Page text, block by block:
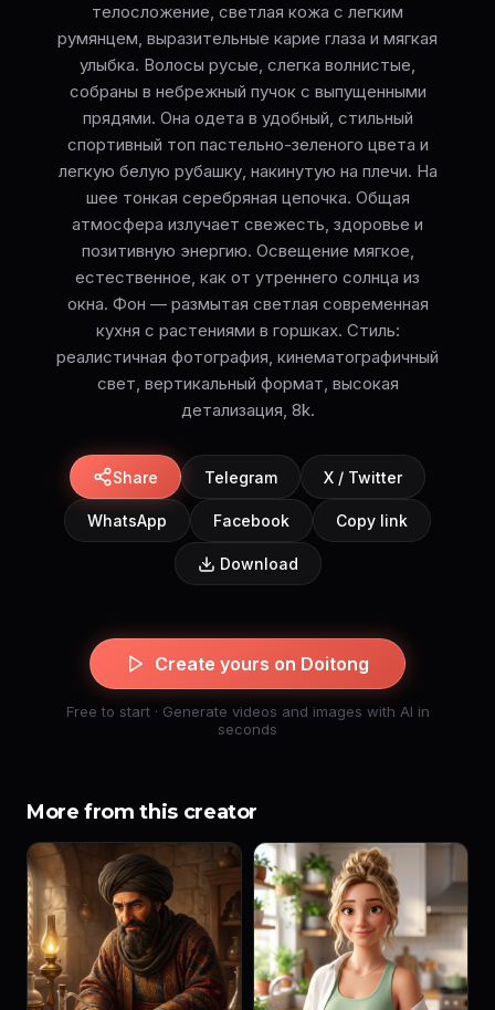
телосложение, светлая кожа с легким
румянцем, выразительные карие глаза и мягкая
улыбка. Волосы русые, слегка волнистые,
собраны в небрежный пучок с выпущенными
прядями. Она одета в удобный, стильный
спортивный топ пастельно-зеленого цвета и
легкую белую рубашку, накинутую на плечи. На
шее тонкая серебряная цепочка. Общая
атмосфера излучает свежесть, здоровье и
позитивную энергию. Освещение мягкое,
естественное, как от утреннего солнца из
окна. Фон — размытая светлая современная
кухня с растениями в горшках. Стиль:
реалистичная фотография, кинематографичный
свет, вертикальный формат, высокая
детализация, 8k.
Share Telegram X / Twitter
WhatsApp Facebook Copy link
Download
Create yours on Doitong
Free to start · Generate videos and images with AI in
seconds
More from this creator